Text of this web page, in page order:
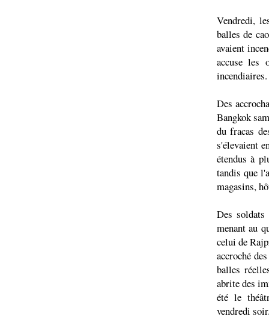
Vendredi,
balles de
avaient
accuse les
incendiaires.
Des
Bangkok
du fracas
s'élevaient
étendus à
tandis que
magasins,
Des
menant au
celui de
accroché
balles
abrite des
été le
vendredi